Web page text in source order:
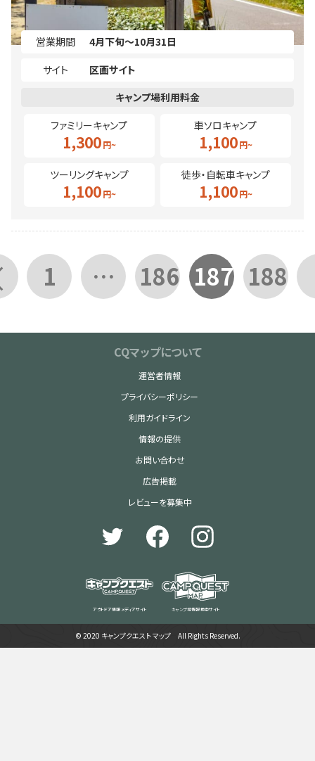
営業期間
4月下旬～10月31日
サイト
区画サイト
ファミリーキャンプ
1,300
車ソロキャンプ
1,100
ツーリングキャンプ
1,100
徒歩・自転車キャンプ
1,100
1 … 186 187 188
CQマップについて
運営者情報
プライバシーポリシー
利用ガイドライン
情報の提供
お問い合わせ
広告掲載
レビューを募集中
アウトドア情報 メディアサイト キャンプ場情報 検索サイト
© 2020 キャンプクエスト マップ All Rights Reserved.